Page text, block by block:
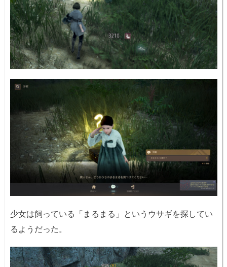
少女は飼っている「まるまる」というウサギを探してい
るようだった。